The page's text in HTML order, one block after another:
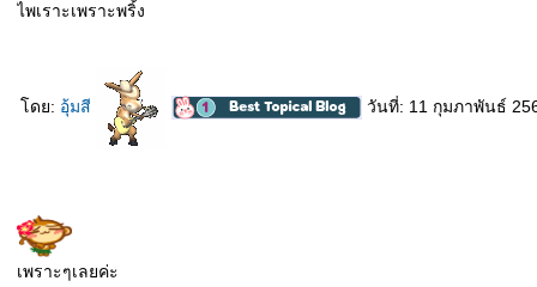
ไพเราะเพราะพริ้ง
ดย: อุ้มสี วันที่: 11 กุมภาพันธ์
เพราะๆเลยค่ะ